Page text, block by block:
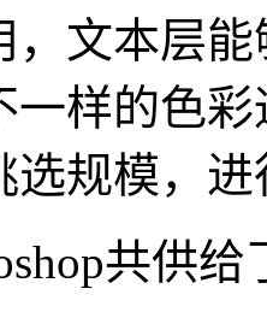
，文本层
一样的色
选规模，
共供给